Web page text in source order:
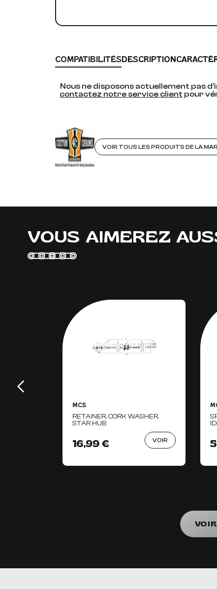
COMPATIBILITÉSDESCRIPTION
Nous ne disposons actuellement pas
contactez notre service client pour
VOIR TOUS LES PRODUITS DE LA
VOUS AIMEREZ
MCS
RETAINER, CORK WASHER.
STAR HUB
16,99 € VOIR